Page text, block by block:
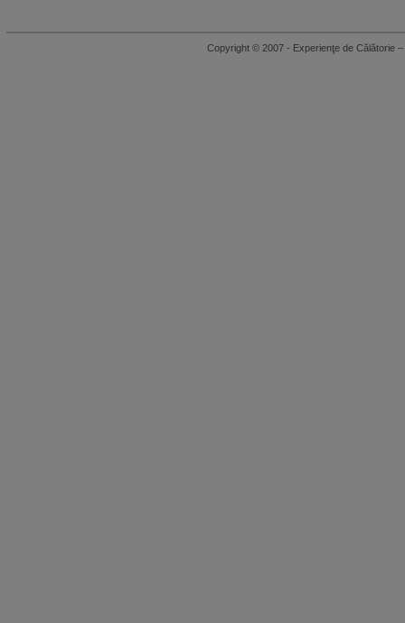
Copyright © 2007 - Experienţe de Călătorie